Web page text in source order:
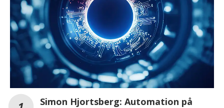
Simon Hjortsberg: Automation på